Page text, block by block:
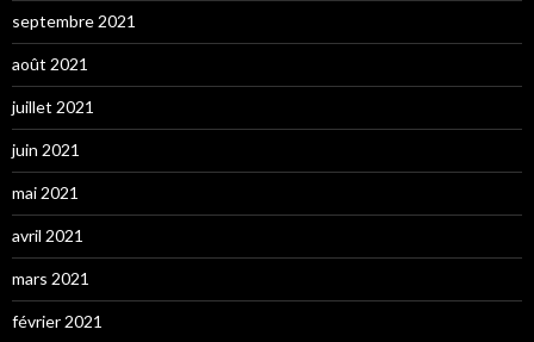
septembre 2021
août 2021
juillet 2021
juin 2021
mai 2021
avril 2021
mars 2021
février 2021